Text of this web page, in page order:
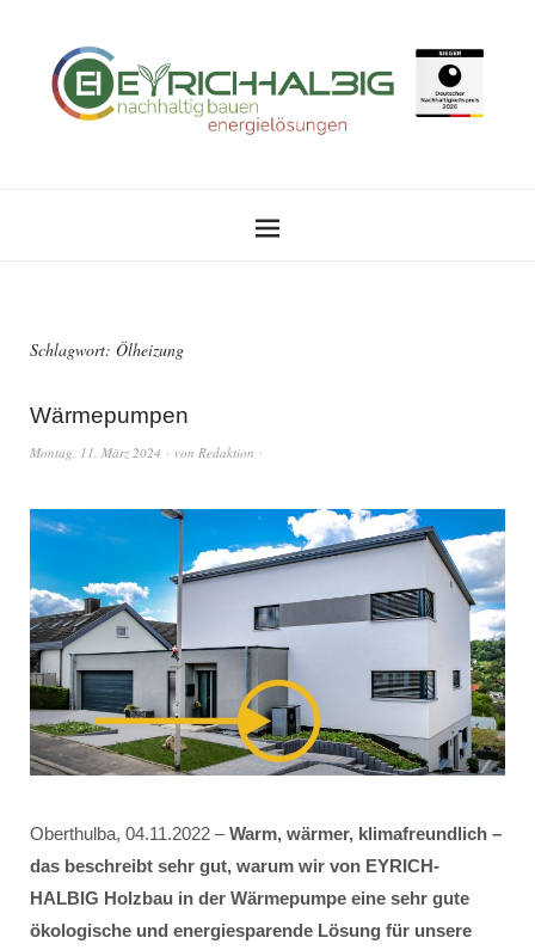
Schlagwort: Ölheizung
Wärmepumpen
Montag, 11. März 2024 von Redaktion
Oberthulba, 04.11.2022 –Warm, wärmer, klimafreundlich –
das beschreibt sehr gut, warum wir von EYRICH-
HALBIG Holzbau in der Wärmepumpe eine sehr gute
ökologische und energiesparende Lösung für unsere